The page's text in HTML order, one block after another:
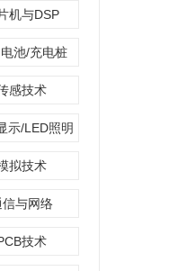
机与DSP
池/充电桩
感技术
示/LED照明
拟技术
信与网络
技术